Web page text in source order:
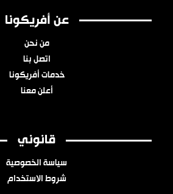
عن أفريكونا
من نحن
اتصل بنا
خدمات أفريكونا
أعلن معنا
قانوني
سياسة الخصوصية
شروط الاستخدام